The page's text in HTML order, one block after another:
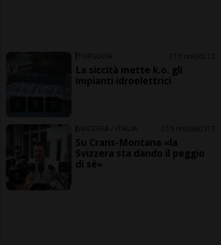
TURGOVIA 15 ore 6 12
La siccità mette k.o. gli
impianti idroelettrici
SVIZZERA / ITALIA 15 ore 86 317
Su Crans-Montana «la
Svizzera sta dando il peggio
di sé»